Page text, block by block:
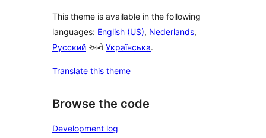
This theme is available in the following
languages: English (US), Nederlands,
Русский અને Українська.
Translate this theme
Browse the code
Development log